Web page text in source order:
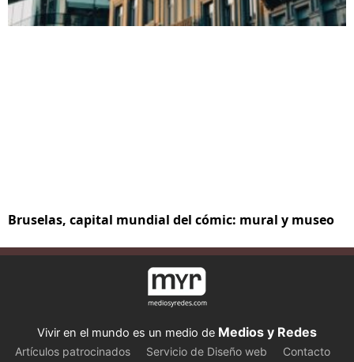
Bruselas, capital mundial del cómic: mural y museo
Vivir en el mundo es un medio de Medios y Redes
Artículos patrocinados Servicio de Diseño web
Contacto